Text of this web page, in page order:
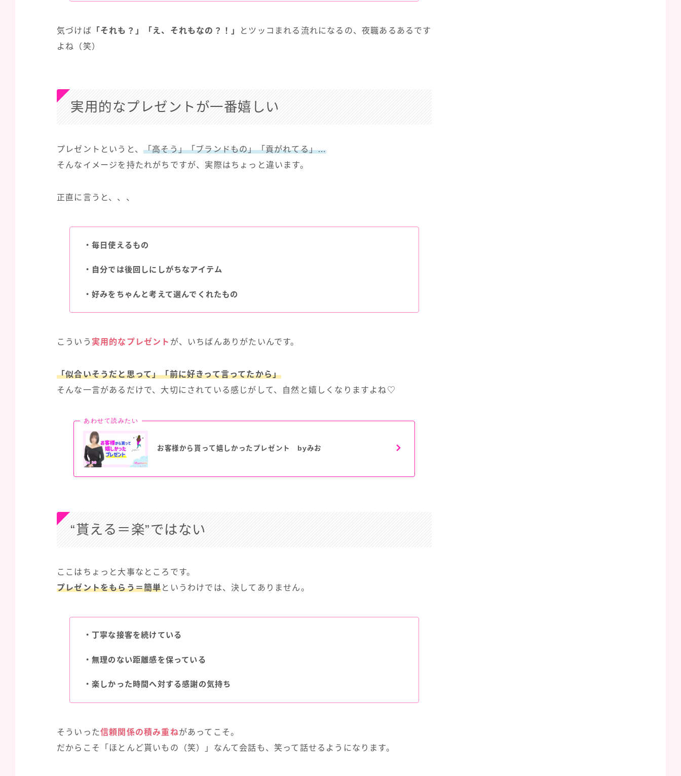
気づけば 「それも？」「え、それもなの？！」
とツッコまれる流れになるの、夜職あるあるです
よね（笑）
実用的なプレゼントが一番嬉しい
プレゼントというと、 「高そう」「ブランドもの」「貢がれてる」…
そんなイメージを持たれがちですが、実際はちょっと違います。
正直に言うと、、、
・毎日使えるもの
・自分では後回しにしがちなアイテム
・好みをちゃんと考えて選んでくれたもの
こういう 実用的なプレゼント が、いちばんありがたいんです。
「似合いそうだと思って」「前に好きって言ってたから」
そんな一言があるだけで、大切にされている感じがして、自然と嬉しくなりますよね♡
あわせて読みたい
お客様から貰って嬉しかったプレゼント byみお
“貰える＝楽”ではない
ここはちょっと大事なところです。
プレゼントをもらう＝簡単というわけでは、決してありません。
・丁寧な接客を続けている
・無理のない距離感を保っている
・楽しかった時間へ対する感謝の気持ち
そういった信頼関係の積み重ねがあってこそ。
だからこそ「ほとんど貰いもの（笑）」なんて会話も、笑って話せるようになります。